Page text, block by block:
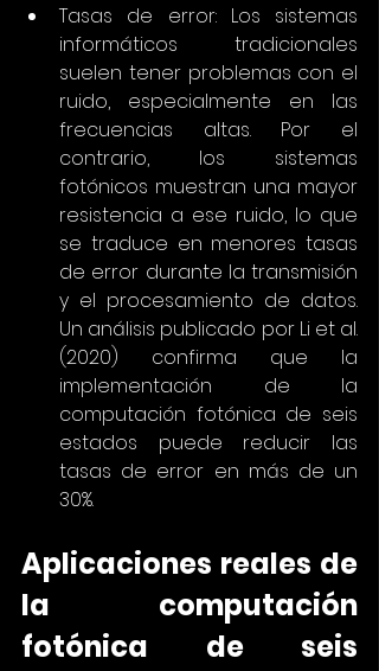
Tasas de error: Los sistemas
informáticos tradicionales
suelen tener problemas con el
ruido, especialmente en las
frecuencias altas. Por el
contrario, los sistemas
fotónicos muestran una mayor
resistencia a ese ruido, lo que
se traduce en menores tasas
de error durante la transmisión
y el procesamiento de datos.
Un análisis publicado por Li et al.
(2020) confirma que la
implementación de la
computación fotónica de seis
estados puede reducir las
tasas de error en más de un
30%.
Aplicaciones reales de
la computación
fotónica de seis